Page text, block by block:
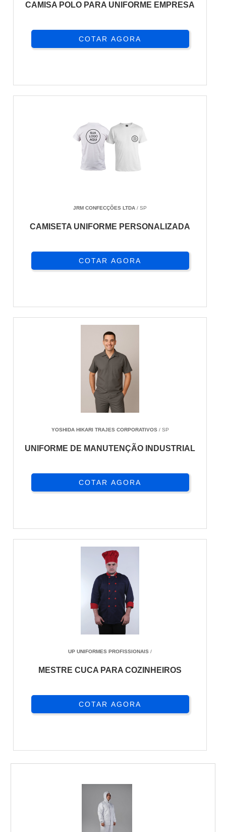
CAMISA POLO PARA UNIFORME EMPRESA
COTAR AGORA
JRM CONFECÇÕES LTDA / SP
CAMISETA UNIFORME PERSONALIZADA
COTAR AGORA
YOSHIDA HIKARI TRAJES CORPORATIVOS/ SP
UNIFORME DE MANUTENÇÃO INDUSTRIAL
COTAR AGORA
UP UNIFORMES PROFISSIONAIS /
MESTRE CUCA PARA COZINHEIROS
COTAR AGORA